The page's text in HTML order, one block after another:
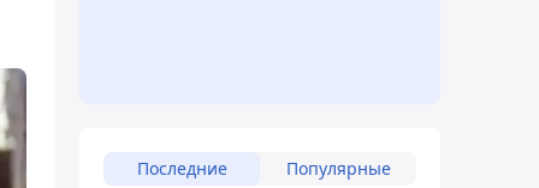
Последние Популярные